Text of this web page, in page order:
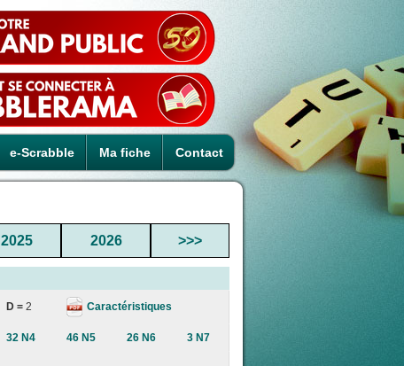
e-Scrabble Ma fiche Contact
2025 2026 >>>
D = 2 Caractéristiques
32 N4 46 N5 26 N6 3 N7